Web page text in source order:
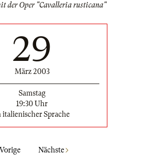
der Oper "Cavalleria rusticana"
29
März 2003
Samstag
19:30 Uhr
italienischer Sprache
Nächste